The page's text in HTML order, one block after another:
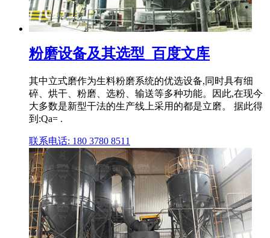
粉磨设备及其选型_百度文库
其中立式磨作为生料粉磨系统的优选设备,同时具有细
碎、烘干、粉磨、选粉、输送等多种功能。因此,在现今
大多数是新型干法的生产线上采用的都是立磨。 据此得
到:Qa= .
联系电话: 180 3780 8511